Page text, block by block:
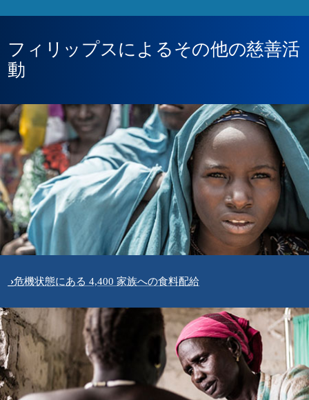
フィリップスによるその他の慈善活
動
危機状態にある 4,400 家族への食料配給